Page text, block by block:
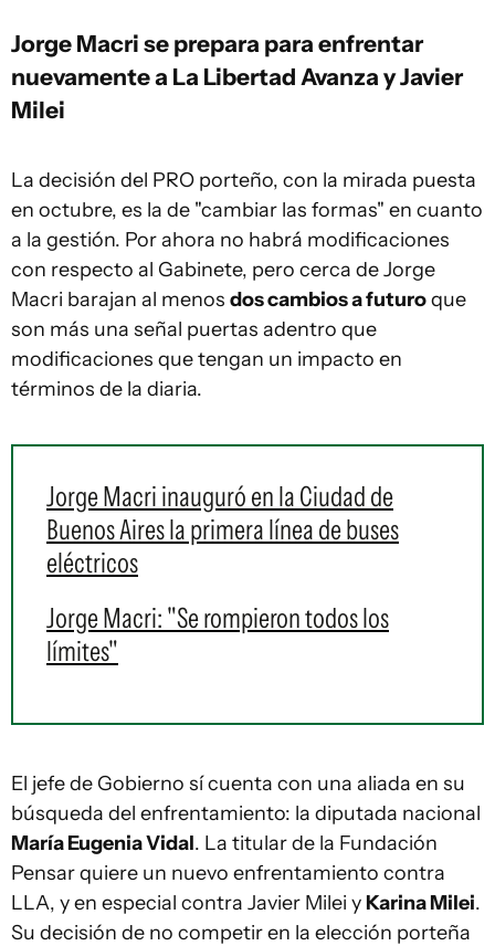
Jorge Macri se prepara para enfrentar
nuevamente a La Libertad Avanza y Javier
Milei
La decisión del PRO porteño, con la mirada puesta
en octubre, es la de "cambiar las formas" en cuanto
a la gestión. Por ahora no habrá modificaciones
con respecto al Gabinete, pero cerca de Jorge
Macri barajan al menos dos cambios a futuroque
son más una señal puertas adentro que
modificaciones que tengan un impacto en
términos de la diaria.
Jorge Macri inauguró en la Ciudad de
Buenos Aires la primera línea de buses
eléctricos
Jorge Macri: "Se rompieron todos los
límites"
El jefe de Gobierno sí cuenta con una aliada en su
búsqueda del enfrentamiento: la diputada nacional
María Eugenia Vidal. La titular de la Fundación
Pensar quiere un nuevo enfrentamiento contra
LLA, y en especial contra Javier Milei y Karina Milei.
Su decisión de no competir en la elección porteña